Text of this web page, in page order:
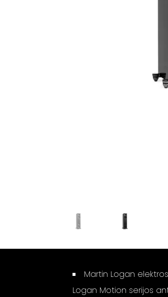
Martin Logan
Logan Motion serijos